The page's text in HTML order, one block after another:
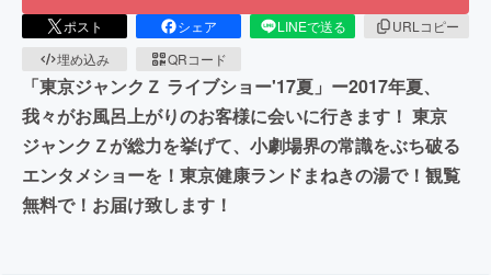
ポスト シェア LINEで送る
URLコピー
埋め込み
QRコード
「東京ジャンクＺ ライブショー'17夏」ー2017年夏、
我々がお風呂上がりのお客様に会いに行きます！ 東京
ジャンクＺが総力を挙げて、小劇場界の常識をぶち破る
エンタメショーを！東京健康ランドまねきの湯で！観覧
無料で！お届け致します！